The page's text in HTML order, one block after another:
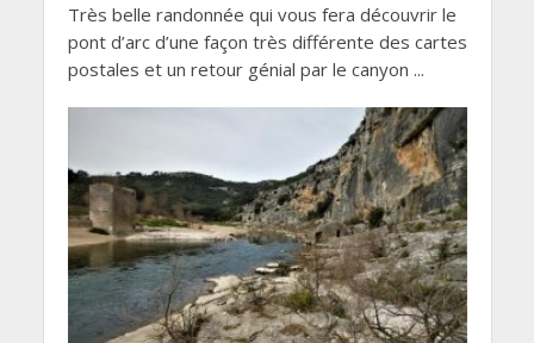
Très belle randonnée qui vous fera découvrir le
pont d’arc d’une façon très différente des cartes
postales et un retour génial par le canyon ...